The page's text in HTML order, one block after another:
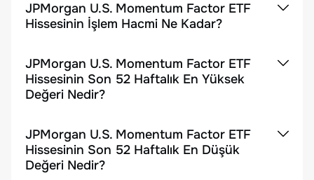
JPMorgan U.S. Momentum Factor ETF
Hissesinin İşlem Hacmi Ne Kadar?
JPMorgan U.S. Momentum Factor ETF
Hissesinin Son 52 Haftalık En Yüksek
Değeri Nedir?
JPMorgan U.S. Momentum Factor ETF
Hissesinin Son 52 Haftalık En Düşük
Değeri Nedir?